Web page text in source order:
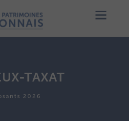
TAXAT
2026